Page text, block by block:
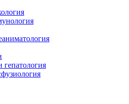
гепатология